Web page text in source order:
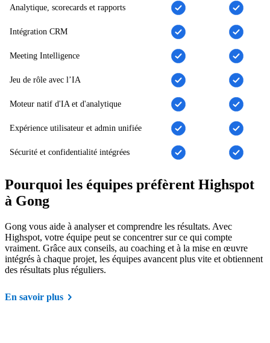
Analytique, scorecards et rapports
Intégration CRM
Meeting Intelligence
Jeu de rôle avec l’IA
Moteur natif d'IA et d'analytique
Expérience utilisateur et admin unifiée
Sécurité et confidentialité intégrées
Pourquoi les équipes préfèrent Highspot
à Gong
Gong vous aide à analyser et comprendre les résultats. Avec
Highspot, votre équipe peut se concentrer sur ce qui compte
vraiment. Grâce aux conseils, au coaching et à la mise en œuvre
intégrés à chaque projet, les équipes avancent plus vite et obtiennent
des résultats plus réguliers.
En savoir plus